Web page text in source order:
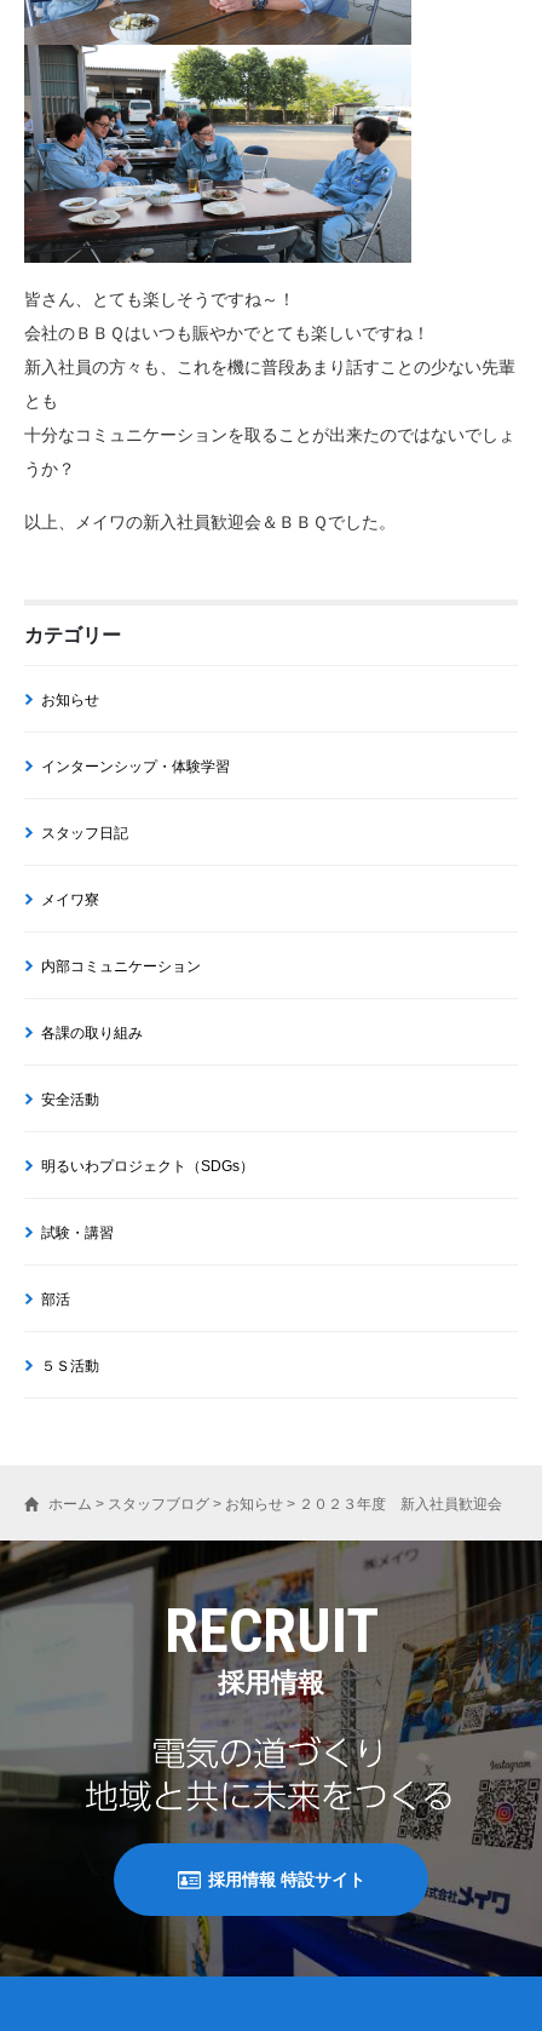
皆さん、とても楽しそうですね～！
会社のＢＢＱはいつも賑やかでとても楽しいですね！
新入社員の方々も、これを機に普段あまり話すことの少ない先輩
とも
十分なコミュニケーションを取ることが出来たのではないでしょ
うか？
以上、メイワの新入社員歓迎会＆ＢＢＱでした。
カテゴリー
お知らせ
インターンシップ・体験学習
スタッフ日記
メイワ寮
内部コミュニケーション
各課の取り組み
安全活動
明るいわプロジェクト（SDGs）
試験・講習
部活
５Ｓ活動
ホーム > スタッフブログ > お知らせ > ２０２３年度 新入社員歓迎会
RECRUIT
採用情報
採用情報 特設サイト